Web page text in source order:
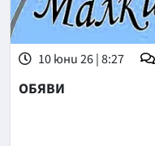
10 юни 26 | 8:27
OБЯВИ